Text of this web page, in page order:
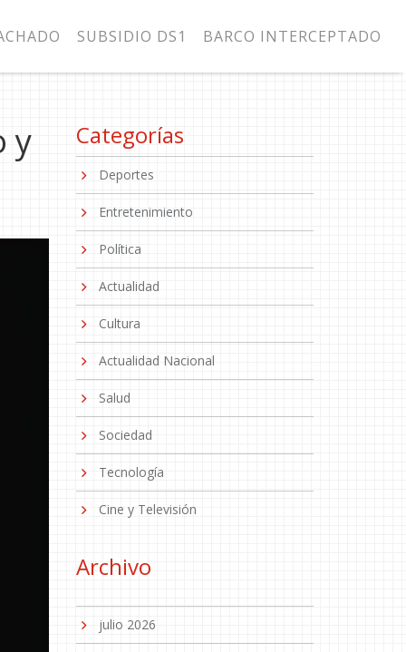
SUBSIDIO DS1 BARCO INTERCEPTADO
y Categorías
Deportes
Entretenimiento
Política
Actualidad
Cultura
Actualidad Nacional
Salud
Sociedad
Tecnología
Cine y Televisión
Archivo
julio 2026